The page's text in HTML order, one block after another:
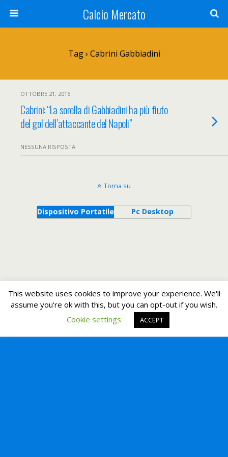
Calcio Mercato
Tag › Cabrini Gabbiadini
OTTOBRE 21, 2016
Cabrini: “La sorella di Gabbiadini ha più fiuto
del gol dell’attaccante del Napoli”
NESSUNA RISPOSTA
Torna su
Dispositivo Portatile Pc Desktop
This website uses cookies to improve your experience. We'll
assume you're ok with this, but you can opt-out if you wish.
Cookie settings
ACCEPT